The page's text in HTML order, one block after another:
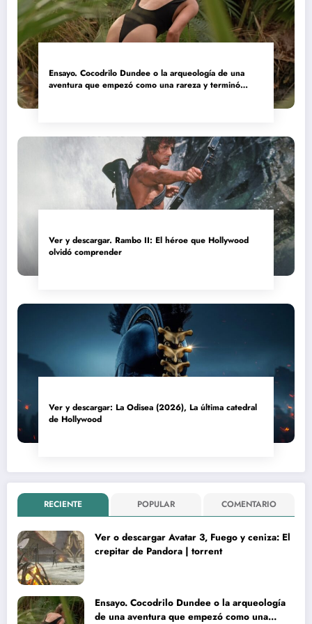
Ensayo. Cocodrilo Dundee o la arqueología de una
aventura que empezó como una rareza y terminó
Ver y descargar. Rambo II: El héroe que Hollywood
olvidó comprender
Ver y descargar: La Odisea (2026), La última catedral
de Hollywood
RECIENTE POPULAR COMENTARIO
Ver o descargar Avatar 3, Fuego y ceniza: El
crepitar de Pandora | torrent
Ensayo. Cocodrilo Dundee o la arqueología
de una aventura que empezó como una